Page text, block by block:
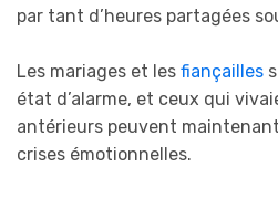
par tant d’heures partagées
Les mariages et les fiançailles
état d’alarme, et ceux qui
antérieurs peuvent
crises émotionnelles.